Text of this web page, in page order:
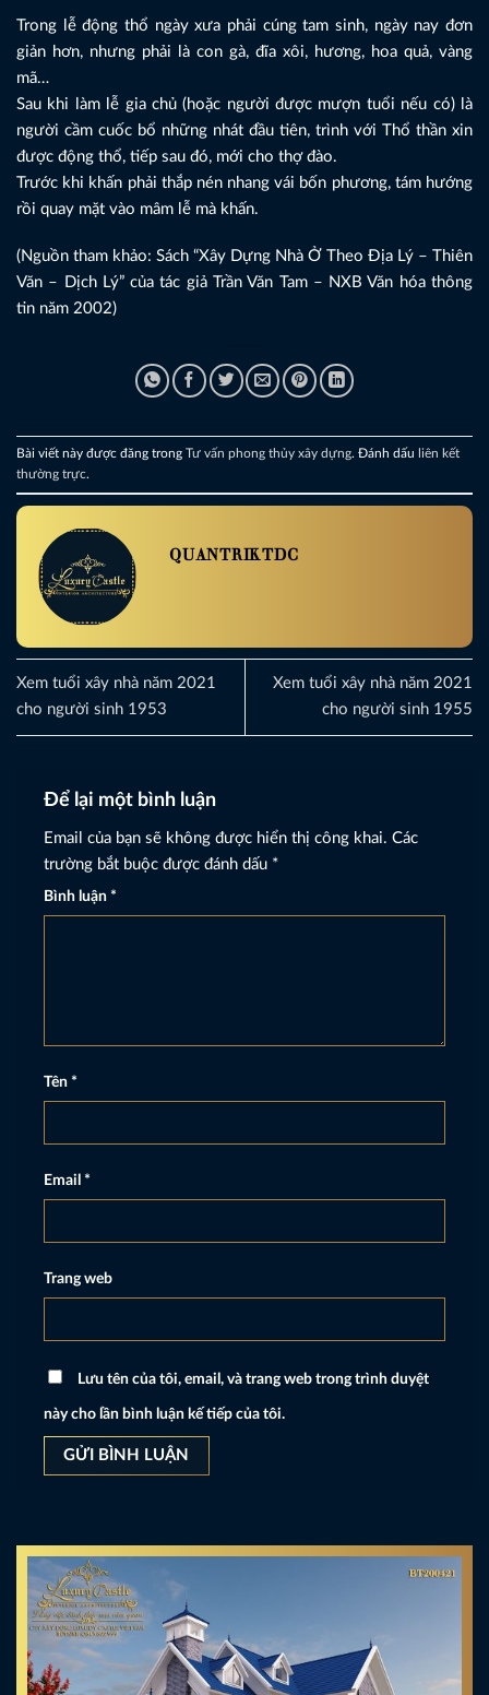
Trong lễ động thổ ngày xưa phải cúng tam sinh, ngày nay đơn
giản hơn, nhưng phải là con gà, đĩa xôi, hương, hoa quả, vàng
mã…
Sau khi làm lễ gia chủ (hoặc người được mượn tuổi nếu có) là
người cầm cuốc bổ những nhát đầu tiên, trình với Thổ thần xin
được động thổ, tiếp sau đó, mới cho thợ đào.
Trước khi khấn phải thắp nén nhang vái bốn phương, tám hướng
rồi quay mặt vào mâm lễ mà khấn.
(Nguồn tham khảo: Sách “Xây Dựng Nhà Ở Theo Địa Lý – Thiên
Văn – Dịch Lý” của tác giả Trần Văn Tam – NXB Văn hóa thông
tin năm 2002)
Bài viết này được đăng trong Tư vấn phong thủy xây dựng. Đánh dấu liên kết
thường trực.
QUANTRIKTDC
Xem tuổi xây nhà năm 2021
cho người sinh 1953
Xem tuổi xây nhà năm 2021
cho người sinh 1955
Để lại một bình luận
Email của bạn sẽ không được hiển thị công khai. Các
trường bắt buộc được đánh dấu *
Bình luận *
Tên *
Email *
Trang web
Lưu tên của tôi, email, và trang web trong trình duyệt
này cho lần bình luận kế tiếp của tôi.